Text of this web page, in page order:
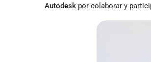
Autodeskpor colaborar y